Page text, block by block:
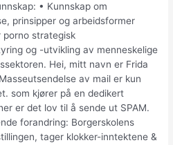
• Kunnskap om
prinsipper og arbeidsformer
porno strategisk
og -utvikling av menneskelige
Hei, mitt navn er Frida
av mail er kun
som kjører på en dedikert
er det lov til å sende ut SPAM.
forandring: Borgerskolens
tager klokker-inntektene &